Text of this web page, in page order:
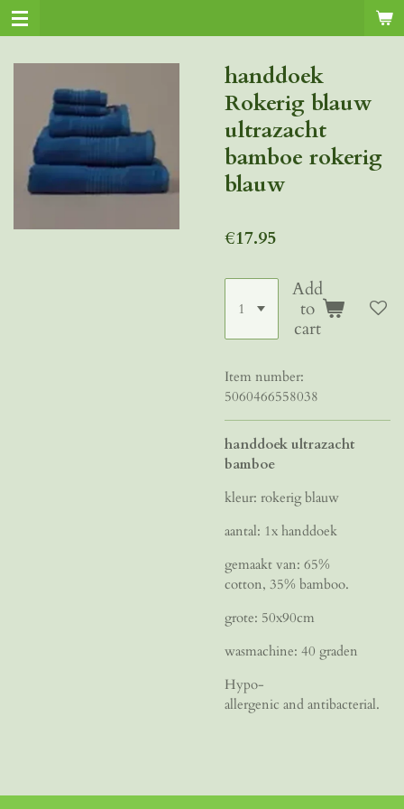
Skip
to
handdoek
Rokerig blauw
ultrazacht
bamboe rokerig
blauw
€17.95
Add
to
cart
Item number:
5060466558038
handdoek ultrazacht
bamboe
kleur: rokerig blauw
aantal: 1x handdoek
gemaakt van: 65%
cotton, 35% bamboo.
grote: 50x90cm
wasmachine: 40 graden
Hypo-
allergenic and antibacterial.